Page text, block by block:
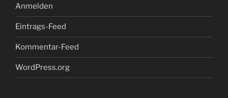
Anmelden
Eintrags-Feed
Kommentar-Feed
WordPress.org